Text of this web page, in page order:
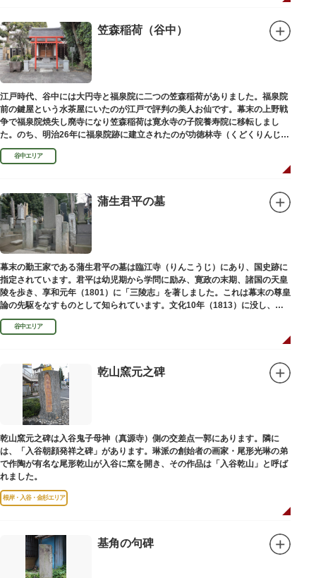
笠森稲荷（谷中）
江戸時代、谷中には大円寺と福泉院に二つの笠森稲荷がありました。福泉院
前の鍵屋という水茶屋にいたのが江戸で評判の美人お仙です。幕末の上野戦
争で福泉院焼失し廃寺になり笠森稲荷は寛永寺の子院養寿院に移転しまし
た。のち、明治26年に福泉院跡に建立されたのが功徳林寺（くどくりんじ）
で、明治末期には稲荷社が祀られました。
谷中エリア
蒲生君平の墓
幕末の勤王家である蒲生君平の墓は臨江寺（りんこうじ）にあり、国史跡に
指定されています。君平は幼児期から学問に励み、寛政の末期、諸国の天皇
陵を歩き、享和元年（1801）に「三陵志」を著しました。これは幕末の尊皇
論の先駆をなすものとして知られています。文化10年（1813）に没し、高
山彦三郎や林子平と共に「寛政三奇人」の一人にあげられています。
谷中エリア
乾山窯元之碑
乾山窯元之碑は入谷鬼子母神（真源寺）側の交差点一郭にあります。隣に
は、「入谷朝顔発祥之碑」があります。琳派の創始者の画家・尾形光琳の弟
で作陶が有名な尾形乾山が入谷に窯を開き、その作品は「入谷乾山」と呼ば
れました。
根岸・入谷・金杉エリア
基角の句碑